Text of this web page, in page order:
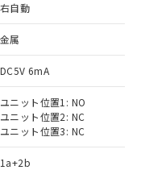
右自動
金属
DC5V 6mA
ユニット位置1: NO
ユニット位置2: NC
ユニット位置3: NC
1a+2b